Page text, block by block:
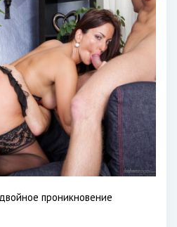
проникновение